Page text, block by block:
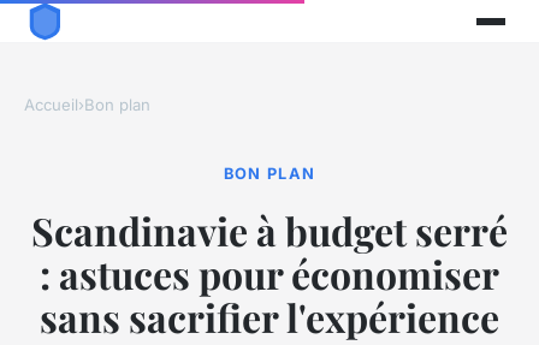
Accueil›Bon plan
BON PLAN
Scandinavie à budget serré
: astuces pour économiser
sans sacrifier l'expérience